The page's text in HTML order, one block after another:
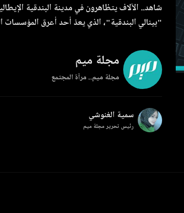
شاهد.. الآلاف يتظاهرون في مدينة البندقية
"بينالي البندقية"، الذي يعدّ أحد أعرق المؤسسات
مجلة ميم
مجلة ميم.. مرآة المجتمع
سمية الغنوشي
رئيس تحرير مجلة ميم